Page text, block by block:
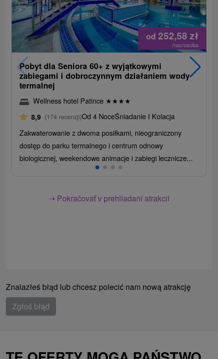
od 252,58zł
/noc/osoba
Pobyt dla Seniora 60+ z wyjątkowymi
zabiegami i dobroczynnym działaniem wody
termalnej
Wellness hotel Patince ★★★★
8,9 (174 recenzji)Od 4 NoceŚniadanie I Kolacja
Zakwaterowanie z dwoma posiłkami, nieograniczony
dostęp do parku termalnego i centrum odnowy
biologicznej, weekendowe animacje i zabiegi lecznicze...
➝ Pokračovať v prehliadaní atrakcií
Znalazłeś błąd lub chcesz polecić nam nową atrakcję
Zgłoś błąd